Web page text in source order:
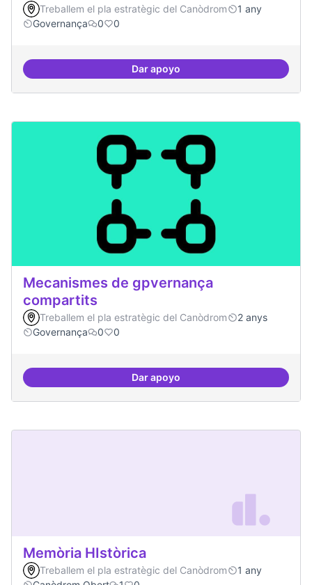
Treballem el pla estratègic del Canòdrom
1 any
Governança
0 0
Dar apoyoMapeig d'experiències
Mecanismes de gpvernança
compartits
Treballem el pla estratègic del Canòdrom
2 anys
Governança
0 0
Dar apoyoMecanismes de gpvernança
Memòria HIstòrica
Treballem el pla estratègic del Canòdrom
1 any